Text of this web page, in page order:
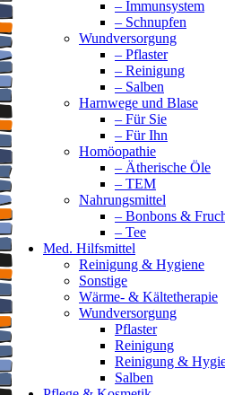
– Immunsystem
– Schnupfen
Wundversorgung
– Pflaster
– Reinigung
– Salben
Harnwege und Blase
– Für Sie
– Für Ihn
Homöopathie
– Ätherische Öle
– TEM
Nahrungsmittel
– Bonbons &
– Tee
Med. Hilfsmittel
Reinigung & Hygiene
Sonstige
Wärme- & Kältetherapie
Wundversorgung
Pflaster
Reinigung
Reinigung &
Salben